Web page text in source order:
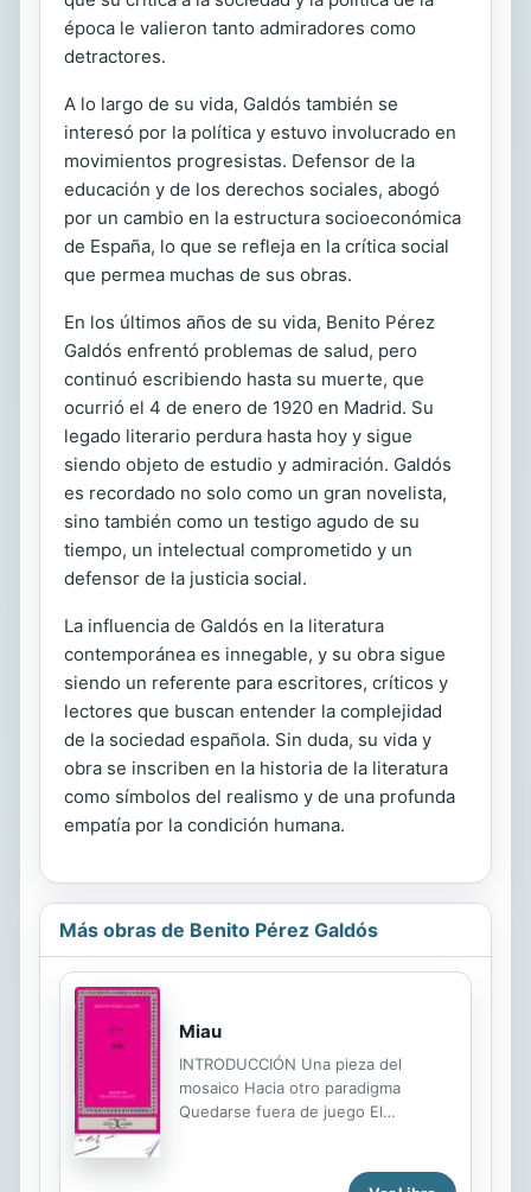
época le valieron tanto admiradores como
detractores.
A lo largo de su vida, Galdós también se
interesó por la política y estuvo involucrado en
movimientos progresistas. Defensor de la
educación y de los derechos sociales, abogó
por un cambio en la estructura socioeconómica
de España, lo que se refleja en la crítica social
que permea muchas de sus obras.
En los últimos años de su vida, Benito Pérez
Galdós enfrentó problemas de salud, pero
continuó escribiendo hasta su muerte, que
ocurrió el 4 de enero de 1920 en Madrid. Su
legado literario perdura hasta hoy y sigue
siendo objeto de estudio y admiración. Galdós
es recordado no solo como un gran novelista,
sino también como un testigo agudo de su
tiempo, un intelectual comprometido y un
defensor de la justicia social.
La influencia de Galdós en la literatura
contemporánea es innegable, y su obra sigue
siendo un referente para escritores, críticos y
lectores que buscan entender la complejidad
de la sociedad española. Sin duda, su vida y
obra se inscriben en la historia de la literatura
como símbolos del realismo y de una profunda
empatía por la condición humana.
Más obras de Benito Pérez Galdós
Miau
INTRODUCCIÓN Una pieza del
mosaico Hacia otro paradigma
Quedarse fuera de juego El
los grilletes El gran escolloLa